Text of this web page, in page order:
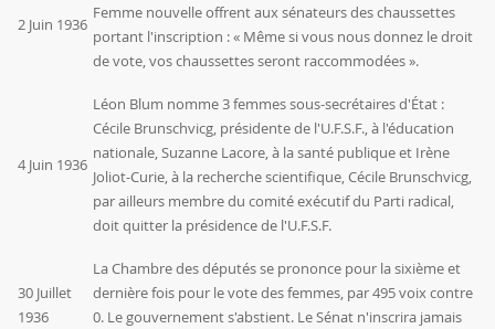
2 Juin 1936
Femme nouvelle offrent aux sénateurs des chaussettes
portant l'inscription : « Même si vous nous donnez le droit
de vote, vos chaussettes seront raccommodées ».
4 Juin 1936
Léon Blum nomme 3 femmes sous-secrétaires d'État :
Cécile Brunschvicg, présidente de l'U.F.S.F., à l'éducation
nationale, Suzanne Lacore, à la santé publique et Irène
Joliot-Curie, à la recherche scientifique, Cécile Brunschvicg,
par ailleurs membre du comité exécutif du Parti radical,
doit quitter la présidence de l'U.F.S.F.
30 Juillet
1936
La Chambre des députés se prononce pour la sixième et
dernière fois pour le vote des femmes, par 495 voix contre
0. Le gouvernement s'abstient. Le Sénat n'inscrira jamais